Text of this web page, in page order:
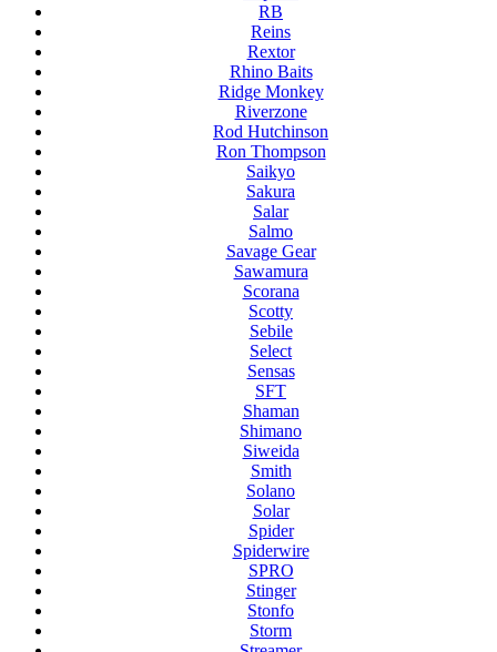
RB
Reins
Rextor
Rhino Baits
Ridge Monkey
Riverzone
Rod Hutchinson
Ron Thompson
Saikyo
Sakura
Salar
Salmo
Savage Gear
Sawamura
Scorana
Scotty
Sebile
Select
Sensas
SFT
Shaman
Shimano
Siweida
Smith
Solano
Solar
Spider
Spiderwire
SPRO
Stinger
Stonfo
Storm